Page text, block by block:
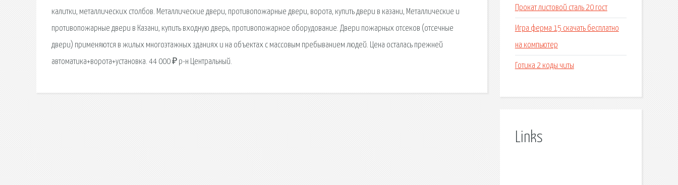
калитки, металлических столбов. Металлические двери, противопожарные двери, ворота, купить двери в казани, Металлические и
противопожарные двери в Казани, купить входную дверь, противопожарное оборудование. Двери пожарных отсеков (отсечные
двери) применяются в жилых многоэтажных зданиях и на объектах с массовым пребыванием людей. Цена осталась прежней
автоматика+ворота+установка. 44 000 ₽ р-н Центральный.
Прокат листовой сталь 20 гост
Игра ферма 15 скачать бесплатно
на компьютер
Готика 2 коды читы
Links